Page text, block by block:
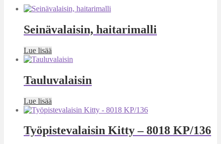
Seinävalaisin, haitarimalli
Lue lisää
Tauluvalaisin
Lue lisää
Työpistevalaisin Kitty – 8018 KP/136